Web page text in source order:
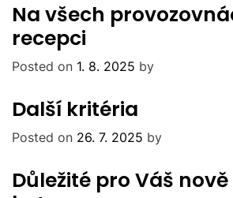
Na všech
recepci
Posted on 1. 8. 2025 by
Další kritéria
Posted on 26. 7. 2025 by
Důležité pro Váš